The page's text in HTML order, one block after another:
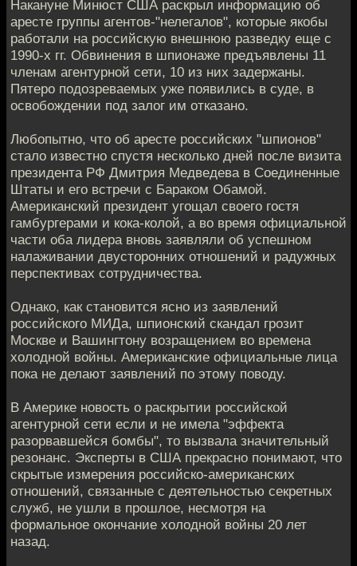
Накануне Минюст США раскрыл информацию об
аресте группы агентов-"нелегалов", которые якобы
работали на российскую внешнюю разведку еще с
1990-х гг. Обвинения в шпионаже предъявлены 11
членам агентурной сети, 10 из них задержаны.
Пятеро подозреваемых уже появились в суде, в
освобождении под залог им отказано.
Любопытно, что об аресте российских "шпионов"
стало известно спустя несколько дней после визита
президента РФ Дмитрия Медведева в Соединенные
Штаты и его встречи с Бараком Обамой.
Американский президент угощал своего гостя
гамбургерами и кока-колой, а во время официальной
части оба лидера вновь заявляли об успешном
налаживании двусторонних отношений и радужных
перспективах сотрудничества.
Однако, как становится ясно из заявлений
российского МИДа, шпионский скандал грозит
Москве и Вашингтону возращением во времена
холодной войны. Американские официальные лица
пока не делают заявлений по этому поводу.
В Америке новость о раскрытии российской
агентурной сети если и не имела "эффекта
разорвавшейся бомбы", то вызвала значительный
резонанс. Эксперты в США прекрасно понимают, что
скрытые измерения российско-американских
отношений, связанные с деятельностью секретных
служб, не ушли в прошлое, несмотря на
формальное окончание холодной войны 20 лет
назад.